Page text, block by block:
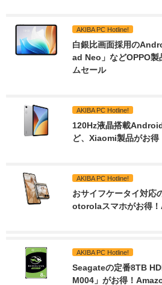
AKIBA PC Hotline!
白銀比画面採用の
ad Neo」などOPPO
ムセール
AKIBA PC Hotline!
120Hz液晶搭載
ど、Xiaomi製品がお
AKIBA PC Hotline!
おサイフケータイ対応
otorolaスマホがお得
AKIBA PC Hotline!
Seagateの定番8TB
M004」がお得！